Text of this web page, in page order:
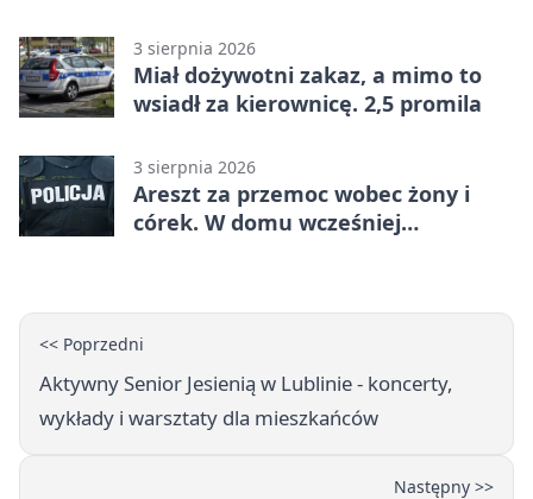
3 sierpnia 2026
Miał dożywotni zakaz, a mimo to
wsiadł za kierownicę. 2,5 promila
3 sierpnia 2026
Areszt za przemoc wobec żony i
córek. W domu wcześniej
<< Poprzedni
Aktywny Senior Jesienią w Lublinie - koncerty,
wykłady i warsztaty dla mieszkańców
Następny >>